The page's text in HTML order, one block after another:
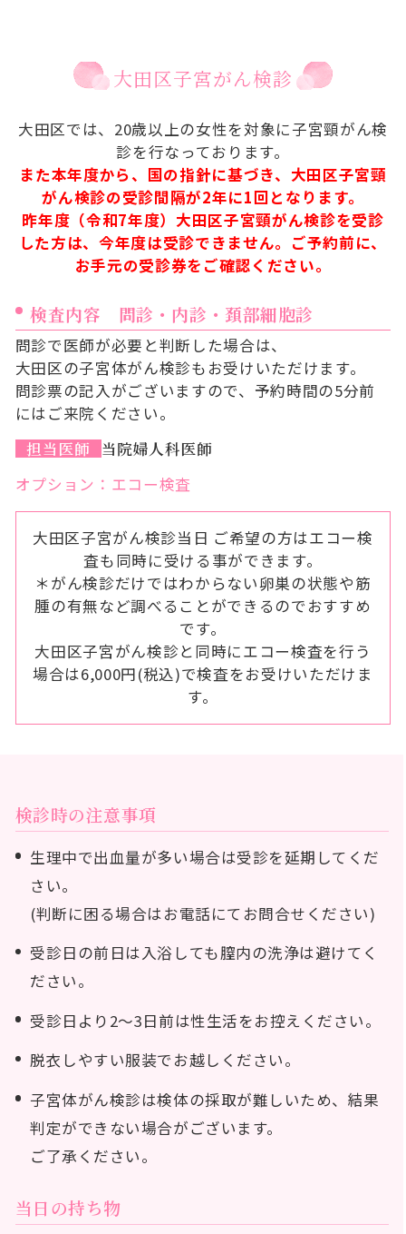
大田区子宮がん検診
大田区では、20歳以上の女性を対象に子宮頸がん検
診を行なっております。
また本年度から、国の指針に基づき、大田区子宮頸
がん検診の受診間隔が2年に1回となります。
昨年度（令和7年度）大田区子宮頸がん検診を受診
した方は、今年度は受診できません。ご予約前に、
お手元の受診券をご確認ください。
検査内容 問診・内診・頚部細胞診
問診で医師が必要と判断した場合は、
大田区の子宮体がん検診もお受けいただけます。
問診票の記入がございますので、予約時間の5分前
にはご来院ください。
担当医師
当院婦人科医師
オプション：エコー検査
大田区子宮がん検診当日 ご希望の方はエコー検
査も同時に受ける事ができます。
＊がん検診だけではわからない卵巣の状態や筋
腫の有無など調べることができるのでおすすめ
です。
大田区子宮がん検診と同時にエコー検査を行う
場合は6,000円(税込)で検査をお受けいただけま
す。
検診時の注意事項
生理中で出血量が多い場合は受診を延期してくだ
さい。
(判断に困る場合はお電話にてお問合せください)
受診日の前日は入浴しても膣内の洗浄は避けてく
ださい。
受診日より2～3日前は性生活をお控えください。
脱衣しやすい服装でお越しください。
子宮体がん検診は検体の採取が難しいため、結果
判定ができない場合がございます。
ご了承ください。
当日の持ち物